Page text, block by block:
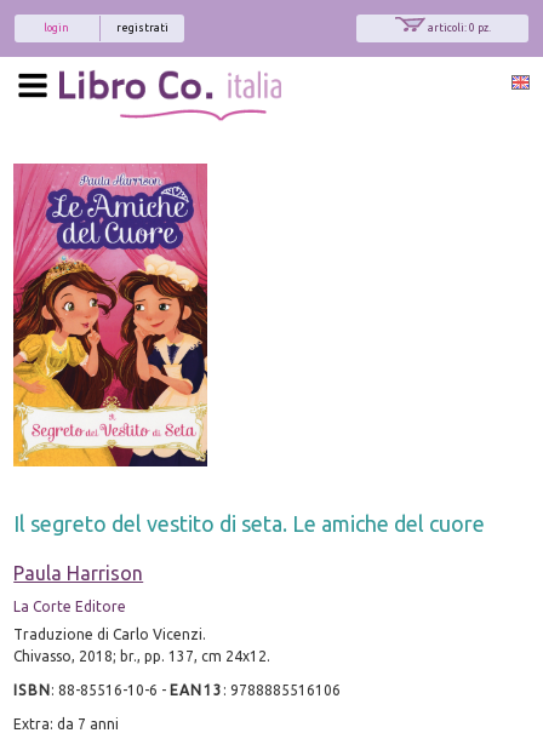
articoli: 0 pz.
registrati
login
Il segreto del vestito di seta. Le amiche del cuore
Paula Harrison
La Corte Editore
Traduzione di Carlo Vicenzi.
Chivasso, 2018; br., pp. 137, cm 24x12.
ISBN:88-85516-10-6 - EAN13 :9788885516106
Extra: da 7 anni